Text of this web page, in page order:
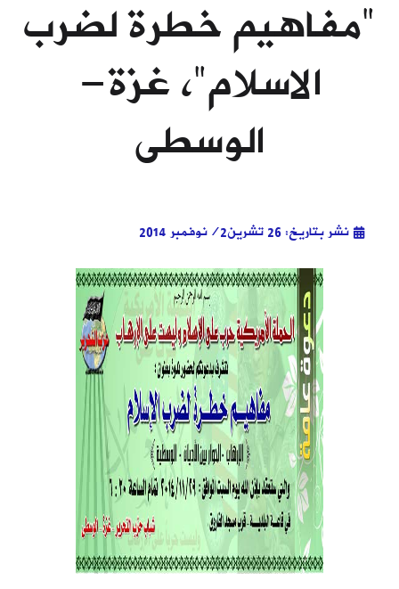
"مفاهيم خطرة لضرب
الاسلام"، غزة-
الوسطى
نشر بتاريخ: 26 تشرين2/نوفمبر 2014